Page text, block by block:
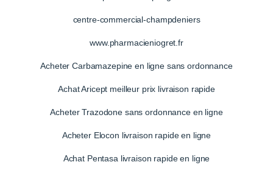
centre-commercial-champdeniers
www.pharmacieniogret.fr
Acheter Carbamazepine en ligne sans ordonnance
Achat Aricept meilleur prix livraison rapide
Acheter Trazodone sans ordonnance en ligne
Acheter Elocon livraison rapide en ligne
Achat Pentasa livraison rapide en ligne